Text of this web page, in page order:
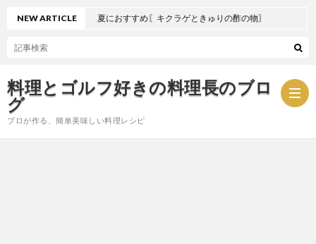
料理とゴルフ好きの料理長のブロ
グ
プロが作る、簡単美味しい料理レシピ
NEW ARTICLE夏におすすめ〖キクラゲときゅりの酢の物〗